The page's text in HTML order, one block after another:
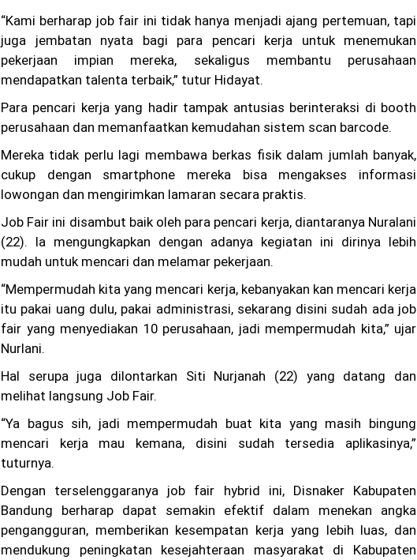
“Kami berharap job fair ini tidak hanya menjadi ajang pertemuan, tapi
juga jembatan nyata bagi para pencari kerja untuk menemukan
pekerjaan impian mereka, sekaligus membantu perusahaan
mendapatkan talenta terbaik,” tutur Hidayat.
Para pencari kerja yang hadir tampak antusias berinteraksi di booth
perusahaan dan memanfaatkan kemudahan sistem scan barcode.
Mereka tidak perlu lagi membawa berkas fisik dalam jumlah banyak,
cukup dengan smartphone mereka bisa mengakses informasi
lowongan dan mengirimkan lamaran secara praktis.
Job Fair ini disambut baik oleh para pencari kerja, diantaranya Nuralani
(22). Ia mengungkapkan dengan adanya kegiatan ini dirinya lebih
mudah untuk mencari dan melamar pekerjaan.
“Mempermudah kita yang mencari kerja, kebanyakan kan mencari kerja
itu pakai uang dulu, pakai administrasi, sekarang disini sudah ada job
fair yang menyediakan 10 perusahaan, jadi mempermudah kita,” ujar
Nurlani.
Hal serupa juga dilontarkan Siti Nurjanah (22) yang datang dan
melihat langsung Job Fair.
“Ya bagus sih, jadi mempermudah buat kita yang masih bingung
mencari kerja mau kemana, disini sudah tersedia aplikasinya,”
tuturnya.
Dengan terselenggaranya job fair hybrid ini, Disnaker Kabupaten
Bandung berharap dapat semakin efektif dalam menekan angka
pengangguran, memberikan kesempatan kerja yang lebih luas, dan
mendukung peningkatan kesejahteraan masyarakat di Kabupaten